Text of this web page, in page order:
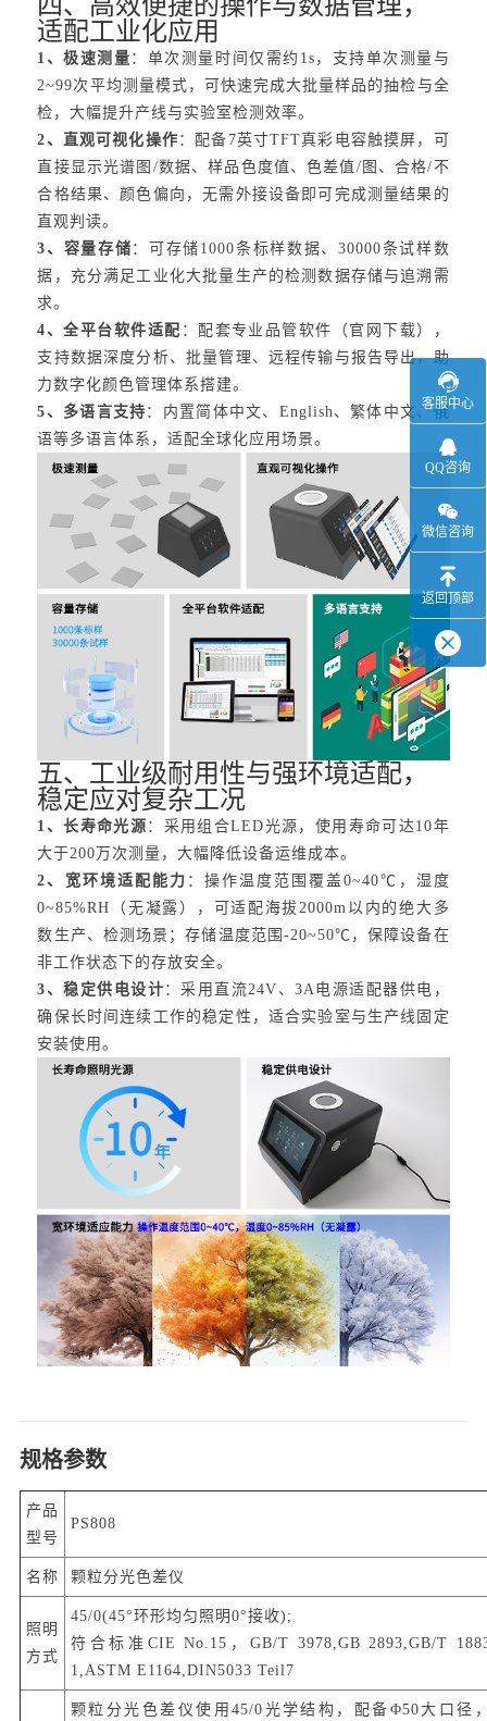
适配工业化应用
1、极速测量 ：单次测量时间仅需约1s，支持单次测量与
2~99次平均测量模式，可快速完成大批量样品的抽检与全
检，大幅提升产线与实验室检测效率。
2、直观可视化操作 ：配备7英寸TFT真彩电容触摸屏，可
直接显示光谱图/数据、样品色度值、色差值/图、合格/不
合格结果、颜色偏向，无需外接设备即可完成测量结果的
直观判读。
3、容量存储 ：可存储1000条标样数据、30000条试样数
据，充分满足工业化大批量生产的检测数据存储与追溯需
求。
4、全平台软件适配 ：配套专业品管软件（官网下载），
支持数据深度分析、批量管理、远程传输与报告导出，助
力数字化颜色管理体系搭建。
5、多语言支持 ：内置简体中文、English、繁体中文、俄
语等多语言体系，适配全球化应用场景。
五、工业级耐用性与强环境适配，
稳定应对复杂工况
1、长寿命光源 ：采用组合LED光源，使用寿命可达10年
大于200万次测量，大幅降低设备运维成本。
2、宽环境适配能力 ：操作温度范围覆盖0~40℃，湿度
0~85%RH（无凝露），可适配海拔2000m以内的绝大多
数生产、检测场景；存储温度范围-20~50℃，保障设备在
非工作状态下的存放安全。
3、稳定供电设计 ：采用直流24V、3A电源适配器供电，
确保长时间连续工作的稳定性，适合实验室与生产线固定
安装使用。
规格参数
产品
型号
PS808
名称 颗粒分光色差仪
照明
方式
45/0(45°环形均匀照明0°接收);
符合标准CIE No.15，GB/T 3978,GB 2893,GB/T
1,ASTM E1164,DIN5033 Teil7
颗粒分光色差仪使用45/0光学结构，配备Φ50大口径
客服中心
QQ咨询
微信咨询
返回顶部